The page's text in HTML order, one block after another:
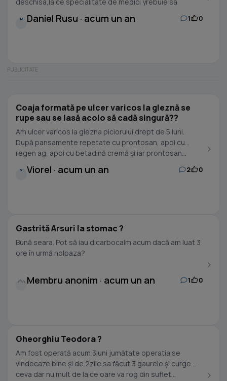
D Daniel Rusu · acum un an 1 0
Coaja formată pe ulcer varicos la gleznă se
rupe sau se lasă acolo să cadă singură??
Am ulcer varicos la glezna piciorului drept de 5 luni.
După pansamente repetate cu prontosan, apoi cu
regen ag, apoi cu betadină cremă și iar prontosan...
V Viorel · acum un an 2 0
Gastrită Arsuri la stomac ?
Bună seara. Pot să iau dicarbocalm acum dacă am luat 3
ore în urmă nolpaza?
Membru anonim · acum un an 1 0
Gheorghiu Teodora ?
Am fost operată acum 3luni jumătate operatia se
vindecaze bine și de 2zile sa făcut 3 gaurele și curge
ceva dar nu mult de la ce oare va rog din suflet...